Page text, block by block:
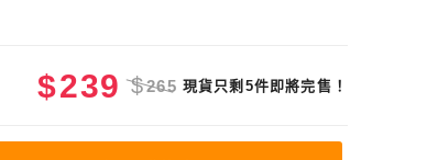
$239 $265 現貨只剩5件即將完售！